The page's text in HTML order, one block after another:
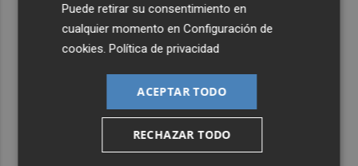
Puede retirar su consentimiento en
cualquier momento enConfiguración de
cookies .Política de privacidad
ACEPTAR TODO
RECHAZAR TODO